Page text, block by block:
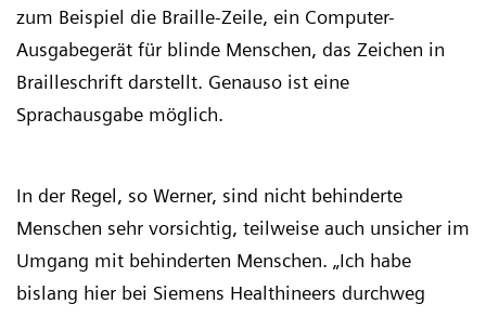
zum Beispiel die Braille-Zeile, ein Computer-
Ausgabegerät für blinde Menschen, das Zeichen in
Brailleschrift darstellt. Genauso ist eine
Sprachausgabe möglich.
In der Regel, so Werner, sind nicht behinderte
Menschen sehr vorsichtig, teilweise auch unsicher im
Umgang mit behinderten Menschen. „Ich habe
bislang hier bei Siemens Healthineers durchweg